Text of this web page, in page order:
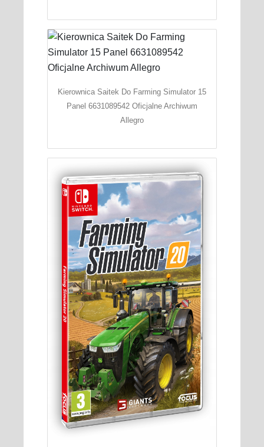
Kierownica Saitek Do Farming Simulator 15
Panel 6631089542 Oficjalne Archiwum
Allegro